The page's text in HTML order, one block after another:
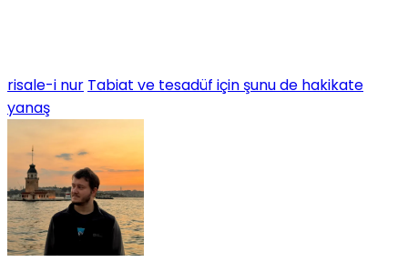
risale-i nur Tabiat ve tesadüf için şunu de hakikate
yanaş